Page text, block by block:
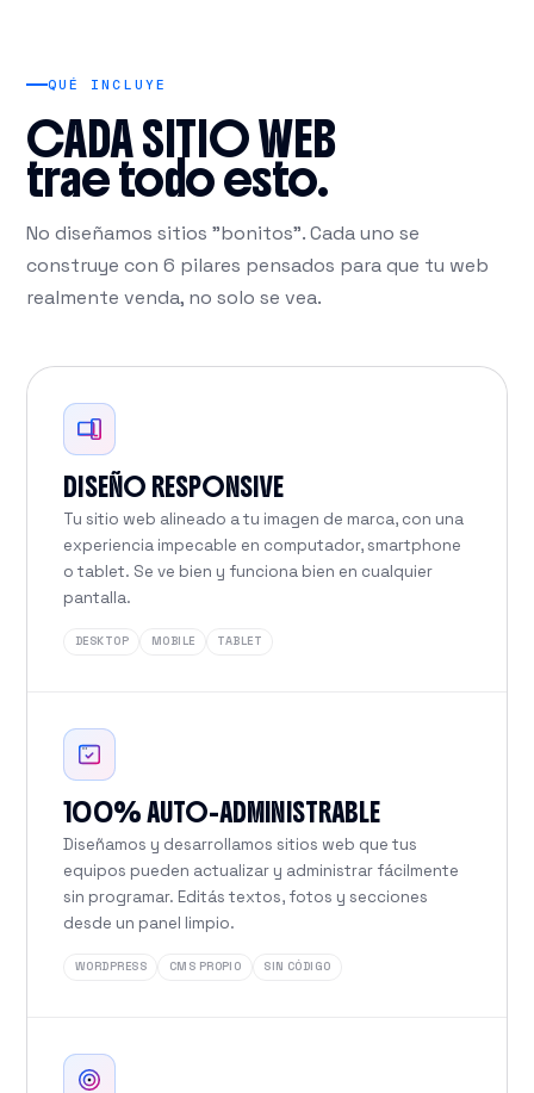
QUÉ INCLUYE
CADA SITIO WEB
trae todo esto.
No diseñamos sitios "bonitos". Cada uno se
construye con 6 pilares pensados para que tu web
realmente venda, no solo se vea.
DISEÑO RESPONSIVE
Tu sitio web alineado a tu imagen de marca, con una
experiencia impecable en computador, smartphone
o tablet. Se ve bien y funciona bien en cualquier
pantalla.
DESKTOP MOBILE TABLET
100% AUTO-ADMINISTRABLE
Diseñamos y desarrollamos sitios web que tus
equipos pueden actualizar y administrar fácilmente
sin programar. Editás textos, fotos y secciones
desde un panel limpio.
WORDPRESS CMS PROPIO SIN CÓDIGO